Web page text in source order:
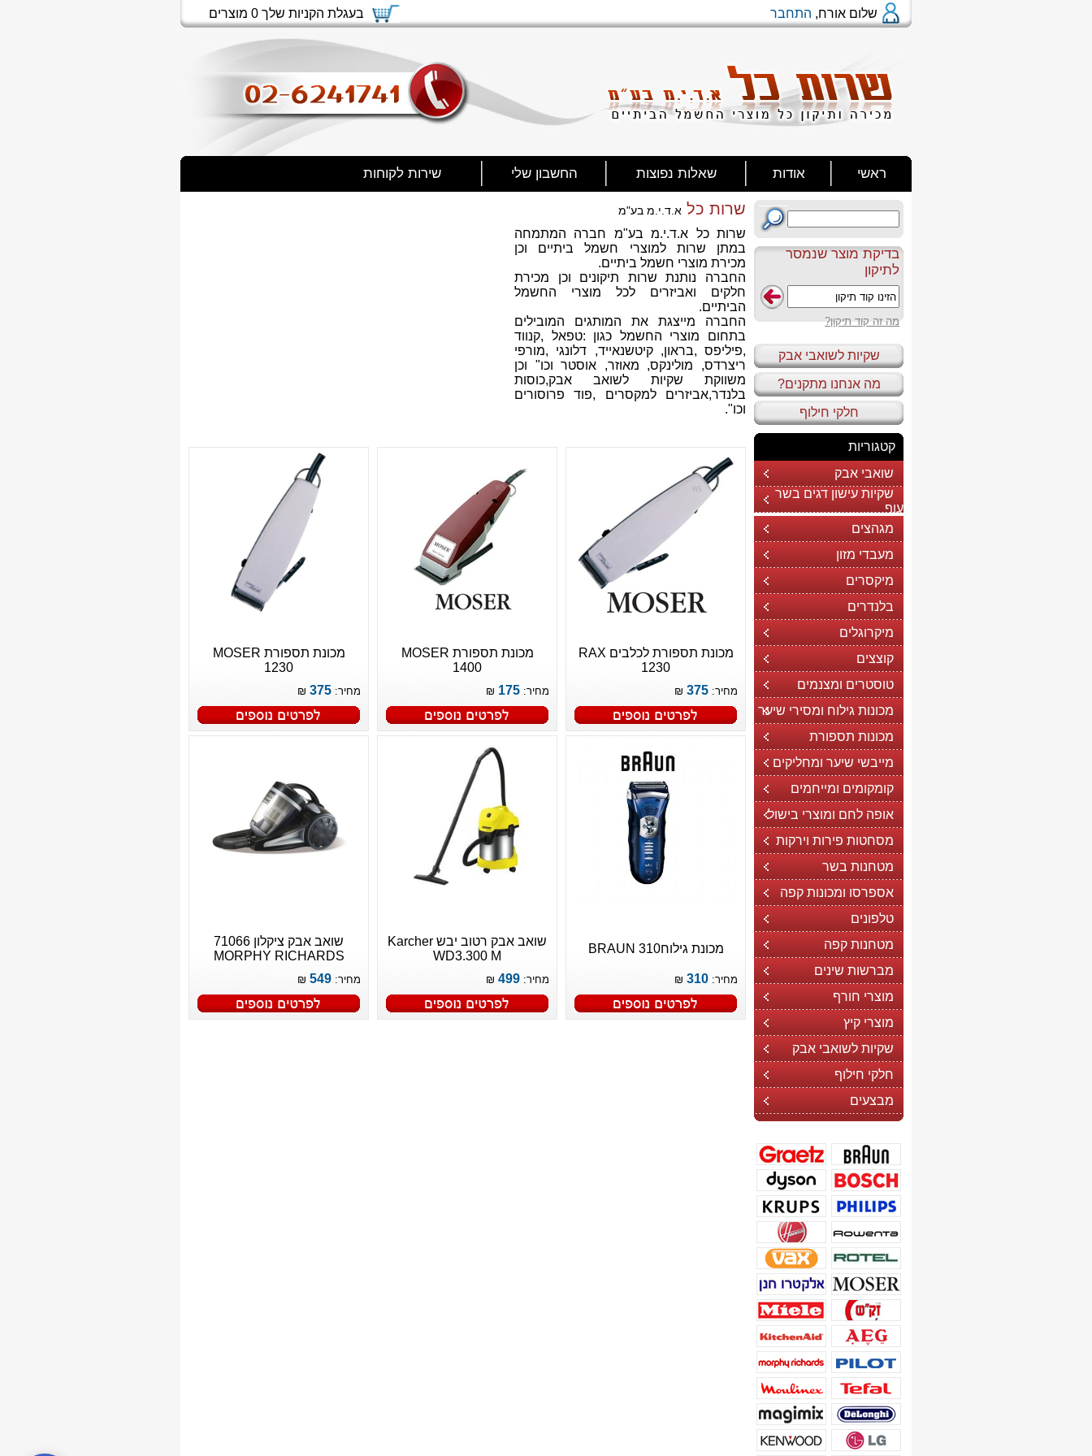
שלום אורח, התחבר בעגלת הקניות שלך 0 מוצרים
ראשי אודות שאלות נפוצות החשבון שלי שירות לקוחות
בדיקת מוצר שנמסר
לתיקון
מה זה קוד תיקון?
שקיות לשואבי אבק
מה אנחנו מתקנים?
חלקי חילוף
קטגוריות
שואבי אבק
שקיות עישון דגים בשר
עוף
מגהצים
מעבדי מזון
מיקסרים
בלנדרים
מיקרוגלים
קוצצים
טוסטרים ומצנמים
מכונות גילוח ומסירי שיער
מכונות תספורת
מייבשי שיער ומחליקים
קומקומים ומייחמים
אופה לחם ומוצרי בישול
מסחטות פירות וירקות
מטחנות בשר
אספרסו ומכונות קפה
טלפונים
מטחנות קפה
מברשות שינים
מוצרי חורף
מוצרי קיץ
שקיות לשואבי אבק
חלקי חילוף
מבצעים
שרות כל א.ד.י.מ בע"מ
שרות כל א.ד.י.מ בע"מ חברה המתמחה
במתן שרות למוצרי חשמל ביתיים וכן
מכירת מוצרי חשמל ביתיים.
החברה נותנת שרות תיקונים וכן מכירת
חלקים ואביזרים לכל מוצרי החשמל
הביתיים.
החברה מייצגת את המותגים המובילים
בתחום מוצרי החשמל כגון :טפאל ,קנווד
,פיליפס ,בראון, קיטשנאייד, דלונגי ,מורפי
ריצרדס, מולינקס, מאוזר, אוסטר וכו" וכן
משווקת שקיות לשואב אבק,כוסות
בלנדר,אביזרים למקסרים ,פוד פרוסורים
וכו".
מכונת תספורת לכלבים RAX
1230
מחיר: ₪
מכונת תספורת MOSER
1400
מחיר: ₪
מכונת תספורת MOSER
1230
מחיר: ₪
מכונת גילוחBRAUN 310
מחיר: ₪
שואב אבק רטוב יבש Karcher
WD3.300 M
מחיר: ₪
שואב אבק ציקלון 71066
MORPHY RICHARDS
מחיר: ₪